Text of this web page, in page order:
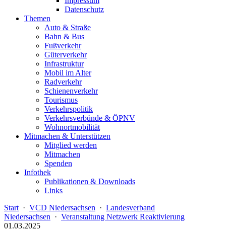
Datenschutz
Themen
Auto & Straße
Bahn & Bus
Fußverkehr
Güterverkehr
Infrastruktur
Mobil im Alter
Radverkehr
Schienenverkehr
Tourismus
Verkehrspolitik
Verkehrsverbünde & ÖPNV
Wohnortmobilität
Mitmachen & Unterstützen
Mitglied werden
Mitmachen
Spenden
Infothek
Publikationen & Downloads
Links
Start · VCD Niedersachsen · Landesverband
Niedersachsen · Veranstaltung Netzwerk Reaktivierung
01.03.2025